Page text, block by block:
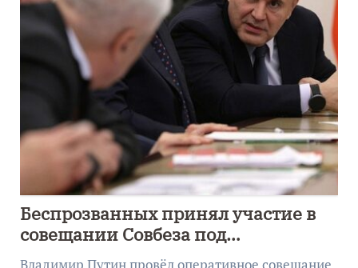
Беспрозванных принял участие в
совещании Совбеза под
руководством Путина
Владимир Путин провёл оперативное совещание